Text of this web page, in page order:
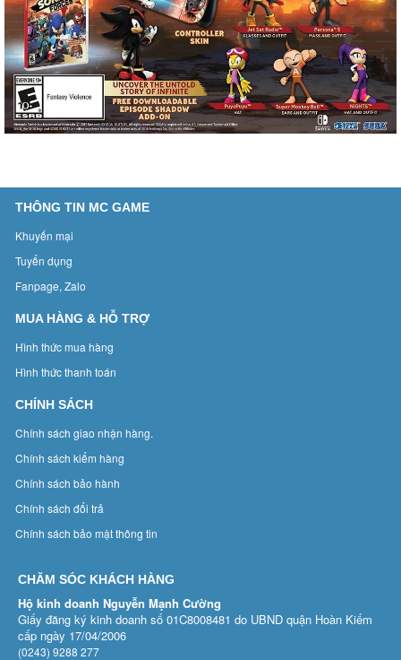
THÔNG TIN MC GAME
Khuyến mại
Tuyển dụng
Fanpage, Zalo
MUA HÀNG & HỖ TRỢ
Hình thức mua hàng
Hình thức thanh toán
CHÍNH SÁCH
Chính sách giao nhận hàng.
Chính sách kiểm hàng
Chính sách bảo hành
Chính sách đổi trả
Chính sách bảo mật thông tin
CHĂM SÓC KHÁCH HÀNG
Hộ kinh doanh Nguyễn Mạnh Cường
Giấy đăng ký kinh doanh số 01C8008481 do UBND quận Hoàn Kiếm
cấp ngày 17/04/2006
(0243) 9288 277